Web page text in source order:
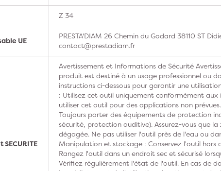
Z 34
UE
PRESTA'DIAM 26 Chemin du Godard 38110 ST
contact@prestadiam.fr
SECURITE
Avertissement et Informations de Sécurité
produit est destiné à un usage professionnel ou
instructions ci-dessous pour garantir une
: Utilisez cet outil uniquement conformément aux
utiliser cet outil pour des applications non
Toujours porter des équipements de protection
sécurité, protection auditive). Assurez-vous que
dégagée. Ne pas utiliser l'outil près de l'eau ou
Manipulation et stockage : Conservez l'outil hors
Rangez l'outil dans un endroit sec et sécurisé
Vérifiez régulièrement l'état de l'outil. En cas de